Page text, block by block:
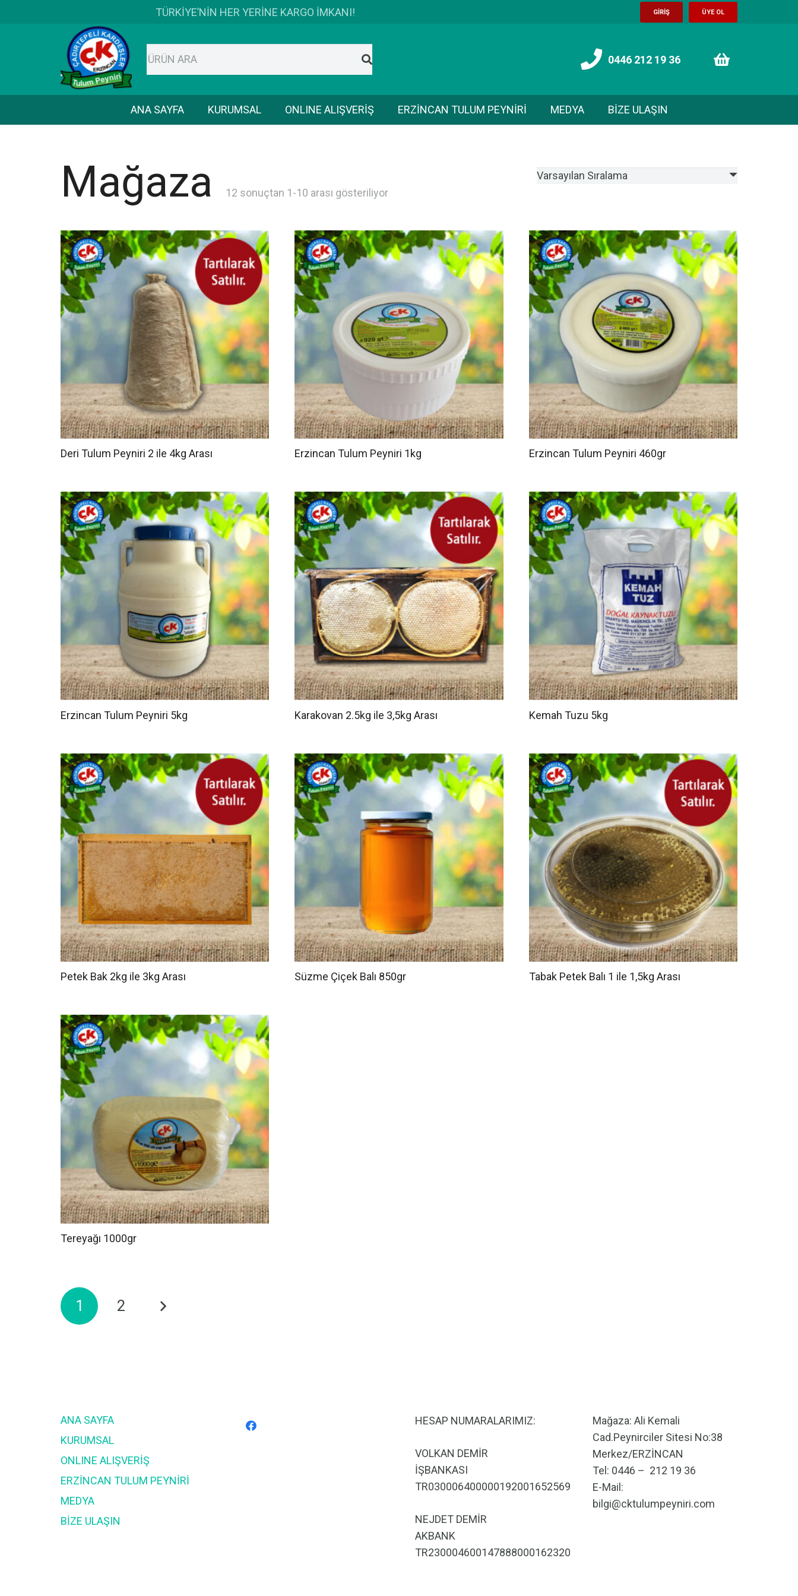
TÜRKİYE’NİN HER YERİNE KARGO İMKANI! GİRİŞ ÜYE OL
0446 212 19 36
ANA SAYFA KURUMSAL ONLINE ALIŞVERİŞ ERZİNCAN TULUM PEYNİRİ MEDYA BİZE ULAŞIN
Mağaza 12 sonuçtan 1-10 arası gösteriliyor
Deri Tulum Peyniri 2 ile 4kg Arası Erzincan Tulum Peyniri 1kg Erzincan Tulum Peyniri 460gr
Erzincan Tulum Peyniri 5kg Karakovan 2.5kg ile 3,5kg Arası Kemah Tuzu 5kg
Petek Bak 2kg ile 3kg Arası Süzme Çiçek Balı 850gr Tabak Petek Balı 1 ile 1,5kg Arası
Tereyağı 1000gr
Yazı
sayfalaması
1 2
ANA SAYFA
KURUMSAL
ONLINE ALIŞVERİŞ
ERZİNCAN TULUM PEYNİRİ
MEDYA
BİZE ULAŞIN
HESAP NUMARALARIMIZ:
VOLKAN DEMİR
İŞBANKASI
TR030006400000192001652569
NEJDET DEMİR
AKBANK
TR230004600147888000162320
Mağaza: Ali Kemali
Cad.Peynirciler Sitesi No:38
Merkez/ERZİNCAN
Tel: 0446 – 212 19 36
E-Mail:
bilgi@cktulumpeyniri.com